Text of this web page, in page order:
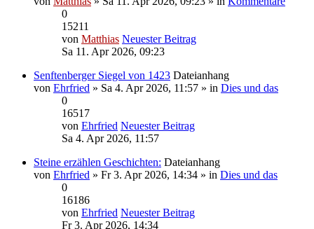
0
15211
von Matthias Neuester Beitrag
Sa 11. Apr 2026, 09:23
Senftenberger Siegel von 1423 Dateianhang
von Ehrfried » Sa 4. Apr 2026, 11:57 » in Dies und das
0
16517
von Ehrfried Neuester Beitrag
Sa 4. Apr 2026, 11:57
Steine erzählen Geschichten: Dateianhang
von Ehrfried » Fr 3. Apr 2026, 14:34 » in Dies und das
0
16186
von Ehrfried Neuester Beitrag
Fr 3. Apr 2026, 14:34